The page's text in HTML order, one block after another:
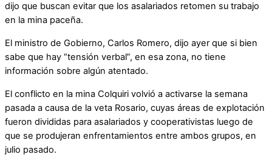
dijo que buscan evitar que los asalariados retomen su trabajo
en la mina paceña.
El ministro de Gobierno, Carlos Romero, dijo ayer que si bien
sabe que hay “tensión verbal”, en esa zona, no tiene
información sobre algún atentado.
El conflicto en la mina Colquiri volvió a activarse la semana
pasada a causa de la veta Rosario, cuyas áreas de explotación
fueron divididas para asalariados y cooperativistas luego de
que se produjeran enfrentamientos entre ambos grupos, en
julio pasado.